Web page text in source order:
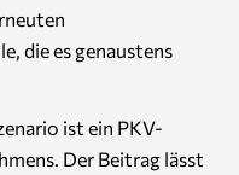
die es genaustens
ist ein PKV-
Der Beitrag lässt